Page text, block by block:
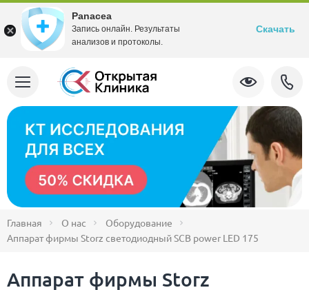
Главная О нас
Оборудование
Аппарат фирмы Storz светодиодный SCB power LED 175
Аппарат фирмы Storz
Panacea
Запись онлайн. Результаты
анализов и протоколы.
Скачать